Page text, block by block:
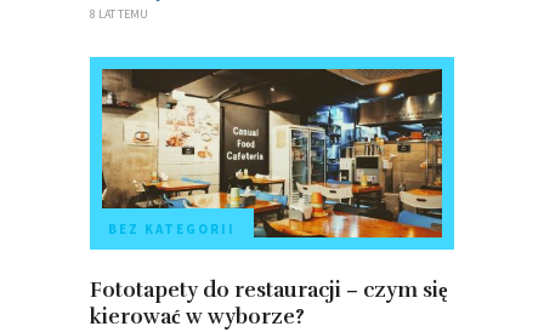
8 LAT TEMU
BEZ KATEGORII
Fototapety do restauracji – czym się
kierować w wyborze?